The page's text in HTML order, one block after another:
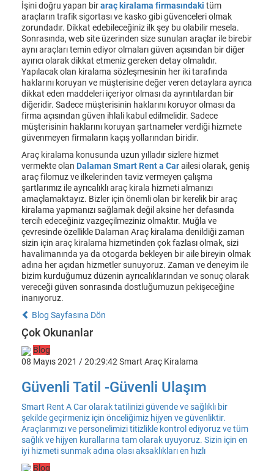
İşini doğru yapan biraraç kiralama firmasındaki tüm
araçların trafik sigortası ve kasko gibi güvenceleri olmak
zorundadır. Dikkat edebileceğiniz ilk şey bu olabilir mesela.
Sonrasında, web site üzerinden size sunulan araçlar ile birebir
aynı araçları temin ediyor olmaları güven açısından bir diğer
ayırıcı olarak dikkat etmeniz gereken detay olmalıdır.
Yapılacak olan kiralama sözleşmesinin her iki tarafında
haklarını koruyan ve müşterisine değer veren detaylara ayrıca
dikkat eden maddeleri içeriyor olması da ayrıntılardan bir
diğeridir. Sadece müşterisinin haklarını koruyor olması da
firma açısından güven ihlali kabul edilmelidir. Sadece
müşterisinin haklarını koruyan şartnameler verdiği hizmete
güvenmeyen firmaların kaçış yollarından biridir.
Araç kiralama konusunda uzun yılladır sizlere hizmet
vermekte olan Dalaman Smart Rent a Carailesi olarak, geniş
araç filomuz ve ilkelerinden taviz vermeyen çalışma
şartlarımız ile ayrıcalıklı araç kirala hizmeti almanızı
amaçlamaktayız. Bizler için önemli olan bir kerelik bir araç
kiralama yapmanızı sağlamak değil aksine her defasında
tercih edeceğiniz vazgeçilmeziniz olmaktır. Muğla ve
çevresinde özellikle Dalaman Araç kiralama denildiği zaman
sizin için araç kiralama hizmetinden çok fazlası olmak, sizi
havalimanında ya da otogarda bekleyen bir aile bireyin olmak
adına her açıdan hizmetler sunuyoruz. Zaman ve deneyim ile
bizim kurduğumuz düzenin ayrıcalıklarından ve sonuç olarak
vereceği güven sonrasında dostluğumuzun pekişeceğine
inanıyoruz.
Blog Sayfasına Dön
Çok Okunanlar
Blog
08 Mayıs 2021 / 20:29:42 Smart Araç Kiralama
Güvenli Tatil -Güvenli Ulaşım
Smart Rent A Car olarak tatilinizi güvende ve sağlıklı bir
şekilde geçirmeniz için önceliğimiz hijyen ve güvenliktir.
Araçlarımızı ve personelimizi titizlikle kontrol ediyoruz ve tüm
sağlık ve hijyen kurallarına tam olarak uyuyoruz. Sizin için en
iyi hizmeti sunmak adına olası aksaklıkları en hızlı
Blog